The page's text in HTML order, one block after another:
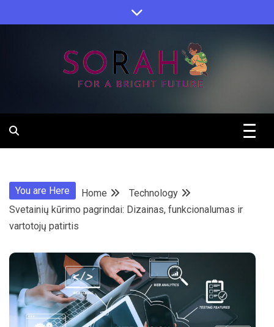
to
Sorah
You are Here Home
Technology
Svetainių kūrimo pagrindai: Dizainas, funkcionalumas ir
vartotojų patirtis